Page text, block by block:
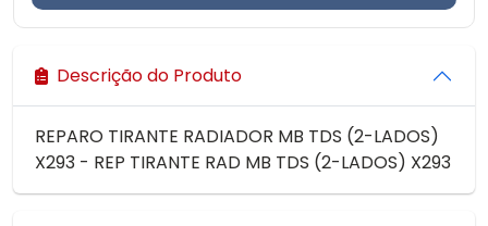
Descrição do Produto
REPARO TIRANTE RADIADOR MB TDS (2-LADOS)
X293 - REP TIRANTE RAD MB TDS (2-LADOS) X293